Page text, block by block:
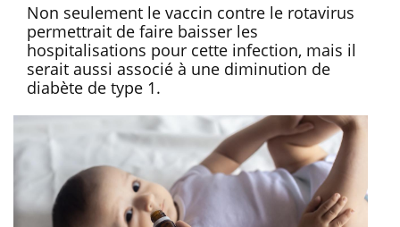
Non seulement le vaccin contre le rotavirus
permettrait de faire baisser les
hospitalisations pour cette infection, mais il
serait aussi associé à une diminution de
diabète de type 1.